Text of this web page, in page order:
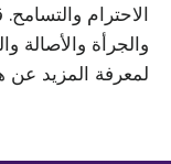
الاحترام
والجرأة والأصالة
لمعرفة المزيد عن